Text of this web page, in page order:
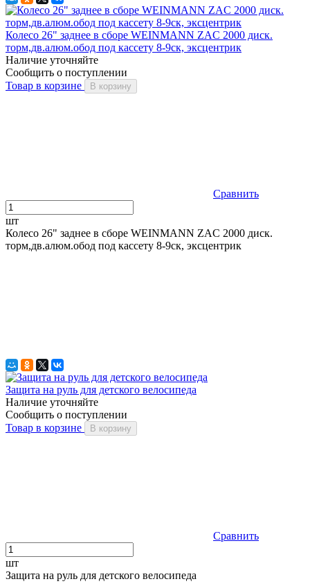
Колесо 26" заднее в сборе WEINMANN ZAC 2000 диск.
торм,дв.алюм.обод под кассету 8-9ск, эксцентрик
Наличие уточняйте
Сообщить о поступлении
Товар в корзине
В корзину
Сравнить
шт
Колесо 26" заднее в сборе WEINMANN ZAC 2000 диск.
торм,дв.алюм.обод под кассету 8-9ск, эксцентрик
Защита на руль для детского велосипеда
Наличие уточняйте
Сообщить о поступлении
Товар в корзине
В корзину
Сравнить
шт
Защита на руль для детского велосипеда